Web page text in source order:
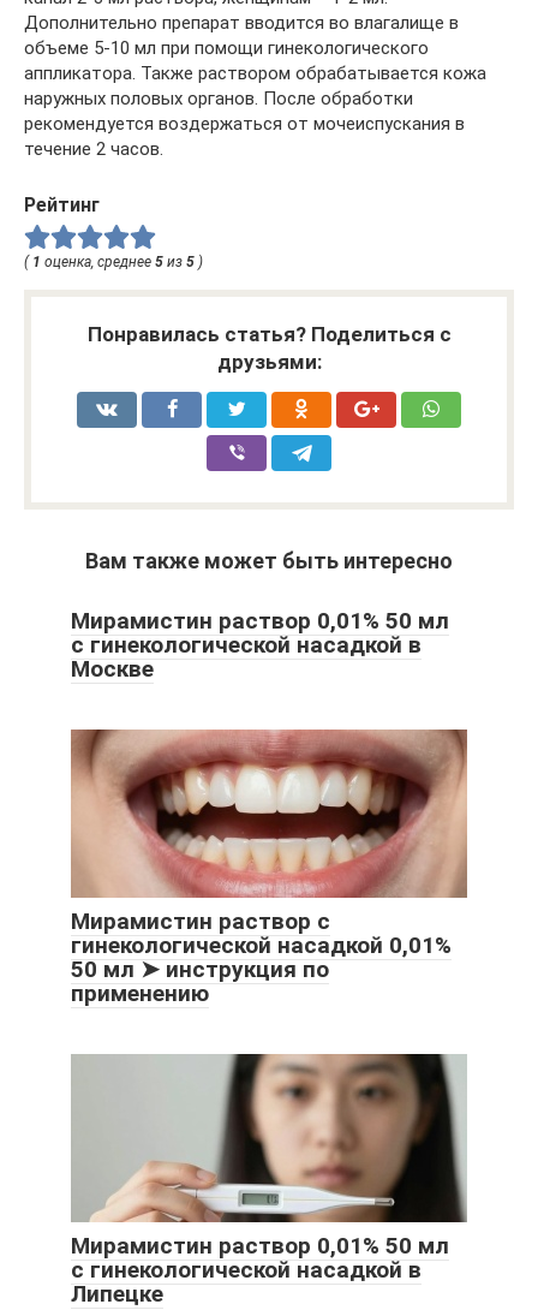
Дополнительно препарат вводится во влагалище в
объеме 5-10 мл при помощи гинекологического
аппликатора. Также раствором обрабатывается кожа
наружных половых органов. После обработки
рекомендуется воздержаться от мочеиспускания в
течение 2 часов.
Рейтинг
( 1 оценка, среднее 5 из 5 )
Понравилась статья? Поделиться с
друзьями:
Вам также может быть интересно
Мирамистин раствор 0,01% 50 мл
с гинекологической насадкой в
Москве
Мирамистин раствор с
гинекологической насадкой 0,01%
50 мл ➤ инструкция по
применению
Мирамистин раствор 0,01% 50 мл
с гинекологической насадкой в
Липецке